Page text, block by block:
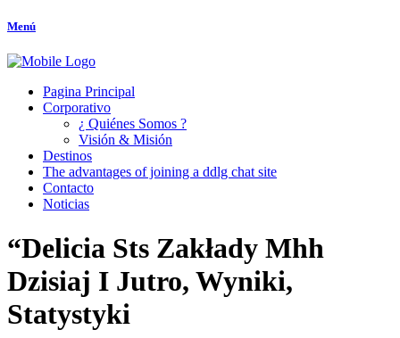
Menú
Pagina Principal
Corporativo
¿ Quiénes Somos ?
Visión & Misión
Destinos
The advantages of joining a ddlg chat site
Contacto
Noticias
“Delicia Sts Zakłady Mhh
Dzisiaj I Jutro, Wyniki,
Statystyki